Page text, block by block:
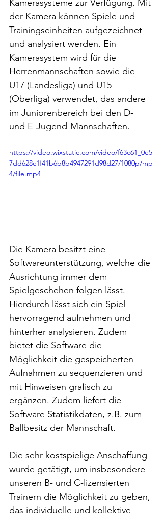
Kamerasysteme zur Verfügung. Mit
der Kamera können Spiele und
Trainingseinheiten aufgezeichnet
und analysiert werden. Ein
Kamerasystem wird für die
Herrenmannschaften sowie die
U17 (Landesliga) und U15
(Oberliga) verwendet, das andere
im Juniorenbereich bei den D-
und E-Jugend-Mannschaften.
https://video.wixstatic.com/video/f63c61_0e5
7dd628c1f41b6b8b4947291d98d27/1080p/mp
4/file.mp4
Die Kamera besitzt eine
Softwareunterstützung, welche die
Ausrichtung immer dem
Spielgeschehen folgen lässt.
Hierdurch lässt sich ein Spiel
hervorragend aufnehmen und
hinterher analysieren. Zudem
bietet die Software die
Möglichkeit die gespeicherten
Aufnahmen zu sequenzieren und
mit Hinweisen grafisch zu
ergänzen. Zudem liefert die
Software Statistikdaten, z.B. zum
Ballbesitz der Mannschaft.
Die sehr kostspielige Anschaffung
wurde getätigt, um insbesondere
unseren B- und C-lizensierten
Trainern die Möglichkeit zu geben,
das individuelle und kollektive